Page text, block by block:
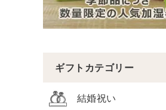
ギフトカテゴリー
結婚祝い